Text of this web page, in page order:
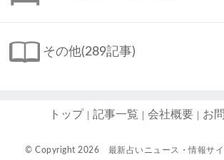
その他(289記事)
トップ 記事一覧 会社概要 お
© Copyright 2026 最新占いニュース・情報サ